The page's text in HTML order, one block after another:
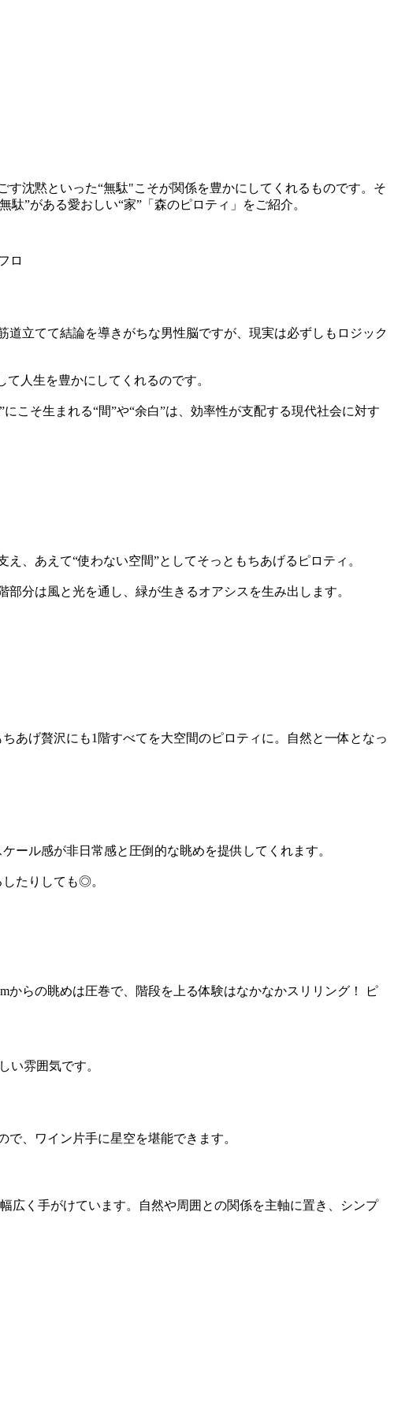
沈黙といった“無駄"こそが関係を豊かにしてくれるものです。そ
”がある愛おしい“家”「森のピロティ」をご紹介。
ロ
立てて結論を導きがちな男性脳ですが、現実は必ずしもロジック
人生を豊かにしてくれるのです。
こそ生まれる“間”や“余白”は、効率性が支配する現代社会に対す
、あえて“使わない空間”としてそっともちあげるピロティ。
分は風と光を通し、緑が生きるオアシスを生み出します。
あげ贅沢にも1階すべてを大空間のピロティに。自然と一体となっ
ール感が非日常感と圧倒的な眺めを提供してくれます。
たりしても◎。
らの眺めは圧巻で、階段を上る体験はなかなかスリリング！ ピ
い雰囲気です。
、ワイン片手に星空を堪能できます。
広く手がけています。自然や周囲との関係を主軸に置き、シンプ